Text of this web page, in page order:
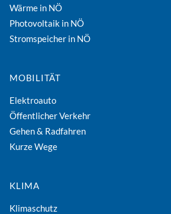
Wärme in NÖ
Photovoltaik in NÖ
Stromspeicher in NÖ
MOBILITÄT
Elektroauto
Öffentlicher Verkehr
Gehen & Radfahren
Kurze Wege
KLIMA
Klimaschutz